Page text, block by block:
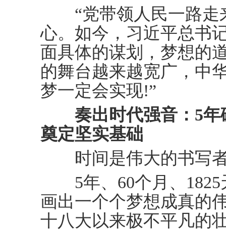
“党带领人民一路走
心。如今，习近平总书
面具体的谋划，梦想的
的舞台越来越宽广，中
梦一定会实现!”
奏出时代强音：5年
奠定坚实基础
时间是伟大的书写
5年、60个月、1825
画出一个个梦想成真的
十八大以来极不平凡的